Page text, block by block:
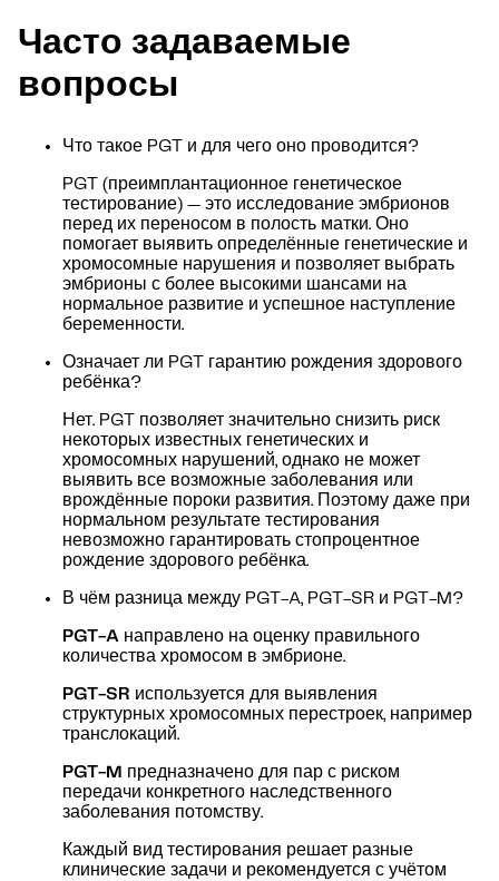
Часто задаваемые
вопросы
Что такое PGT и для чего оно проводится?
PGT (преимплантационное генетическое
тестирование) — это исследование эмбрионов
перед их переносом в полость матки. Оно
помогает выявить определённые генетические и
хромосомные нарушения и позволяет выбрать
эмбрионы с более высокими шансами на
нормальное развитие и успешное наступление
беременности.
Означает ли PGT гарантию рождения здорового
ребёнка?
Нет. PGT позволяет значительно снизить риск
некоторых известных генетических и
хромосомных нарушений, однако не может
выявить все возможные заболевания или
врождённые пороки развития. Поэтому даже при
нормальном результате тестирования
невозможно гарантировать стопроцентное
рождение здорового ребёнка.
В чём разница между PGT-A, PGT-SR и PGT-M?
PGT-A направлено на оценку правильного
количества хромосом в эмбрионе.
PGT-SR используется для выявления
структурных хромосомных перестроек, например
транслокаций.
PGT-M предназначено для пар с риском
передачи конкретного наследственного
заболевания потомству.
Каждый вид тестирования решает разные
клинические задачи и рекомендуется с учётом